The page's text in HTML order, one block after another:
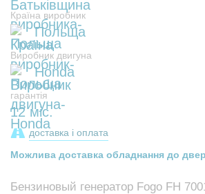
Країна виробник
Польща
Виробник двигуна
Honda
гарантія
12 міс.
доставка і оплата
Можлива доставка обладнання до
Бензиновый генератор Fogo FH